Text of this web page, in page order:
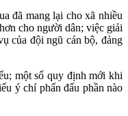
đã mang lại cho xã nhiều
cho người dân; việc giải
của đội ngũ cán bộ, đảng
một số quy định mới khi
ý chí phấn đấu phần nào